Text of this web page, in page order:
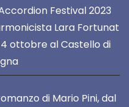
Festival 2023
Lara Fortunat
ottobre al Castello di
di Mario Pini, dal